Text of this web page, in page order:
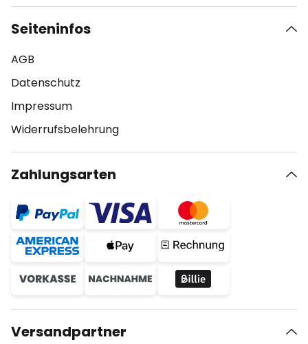
Seiteninfos
AGB
Datenschutz
Impressum
Widerrufsbelehrung
Zahlungsarten
Versandpartner